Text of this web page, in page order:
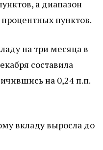
а диапазон
пунктов.
на три месяца в
составила
на 0,24 п.п.
вкладу выросла до